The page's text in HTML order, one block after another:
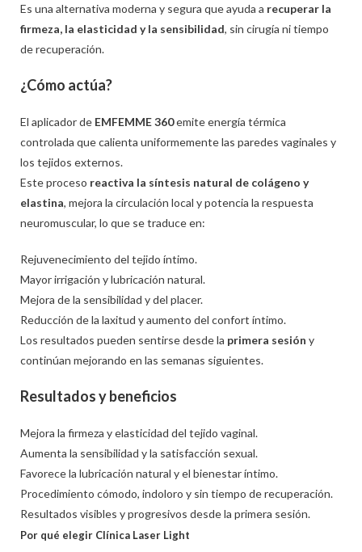
Es una alternativa moderna y segura que ayuda a recuperar la
firmeza, la elasticidad y la sensibilidad, sin cirugía ni tiempo
de recuperación.
¿Cómo actúa?
El aplicador de EMFEMME 360emite energía térmica
controlada que calienta uniformemente las paredes vaginales y
los tejidos externos.
Este proceso reactiva la síntesis natural de colágeno y
elastina, mejora la circulación local y potencia la respuesta
neuromuscular, lo que se traduce en:
Rejuvenecimiento del tejido íntimo.
Mayor irrigación y lubricación natural.
Mejora de la sensibilidad y del placer.
Reducción de la laxitud y aumento del confort íntimo.
Los resultados pueden sentirse desde la primera sesión y
continúan mejorando en las semanas siguientes.
Resultados y beneficios
Mejora la firmeza y elasticidad del tejido vaginal.
Aumenta la sensibilidad y la satisfacción sexual.
Favorece la lubricación natural y el bienestar íntimo.
Procedimiento cómodo, indoloro y sin tiempo de recuperación.
Resultados visibles y progresivos desde la primera sesión.
Por qué elegir Clínica Laser Light